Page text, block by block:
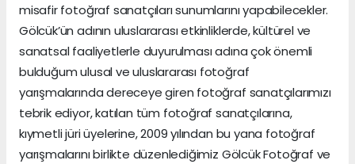
misafir fotoğraf sanatçıları sunumlarını yapabilecekler.
Gölcük’ün adının uluslararası etkinliklerde, kültürel ve
sanatsal faaliyetlerle duyurulması adına çok önemli
bulduğum ulusal ve uluslararası fotoğraf
yarışmalarında dereceye giren fotoğraf sanatçılarımızı
tebrik ediyor, katılan tüm fotoğraf sanatçılarına,
kıymetli jüri üyelerine, 2009 yılından bu yana fotoğraf
yarışmalarını birlikte düzenlediğimiz Gölcük Fotoğraf ve